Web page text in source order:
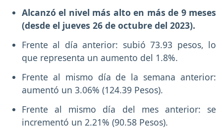
Alcanzó el nivel más alto en más de 9 meses
(desde el jueves 26 de octubre del 2023).
Frente al día anterior: subió 73.93 pesos, lo
que representa un aumento del 1.8%.
Frente al mismo día de la semana anterior:
aumentó un 3.06% (124.39 Pesos).
Frente al mismo día del mes anterior: se
incrementó un 2.21% (90.58 Pesos).